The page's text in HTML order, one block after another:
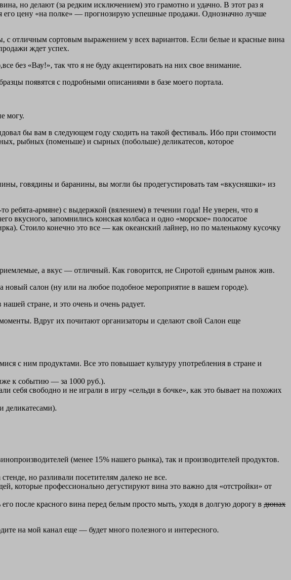
но делают (за редким исключением) это грамотно и удачно. В этот раз я
цену «на полке» — прогнозирую успешные продажи. Однозначно лучше
с отличным сортовым выражением у всех вариантов. Если белые и красные вина
ждет успех.
без «Вау!», так что я не буду акцентировать на них свое внимание.
появятся с подробными описаниями в базе моего портала.
могу.
бы вам в следующем году сходить на такой фестиваль. Ибо при стоимости
рыбных (поменьше) и сырных (побольше) деликатесов, которое
говядины и баранины, вы могли бы продегустировать там «вкусняшки» из
ребята-армяне) с выдержкой (вялением) в течении года! Не уверен, что я
вкусного, запомнились конская колбаса и одно «морское» полосатое
Стоило конечно это все — как океанский лайнер, но по маленькому кусочку
а вкус — отличный. Как говорится, не Сиротой единым рынок жив.
салон (ну или на любое подобное мероприятие в вашем городе).
стране, и это очень и очень радует.
Вдруг их почитают организаторы и сделают свой Салон еще
с ним продуктами. Все это повышает культуру употребления в стране и
к событию — за 1000 руб.).
себя свободно и не играли в игру «сельди в бочке», как это бывает на похожих
деликатесами).
(менее 15% нашего рынка), так и производителей продуктов.
но разливали посетителям далеко не все.
которые профессионально дегустируют вина это важно для «отстройки» от
после красного вина перед белым просто мыть, уходя в долгую дорогу в дюнах
на мой канал еще — будет много полезного и интересного.